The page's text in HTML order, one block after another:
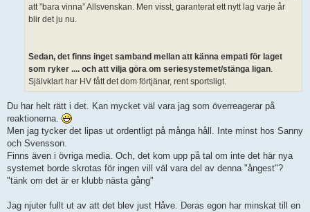
att ”bara vinna” Allsvenskan. Men visst, garanterat ett nytt lag varje år
blir det ju nu.
Sedan, det finns inget samband mellan att känna empati för laget
som ryker .... och att vilja göra om seriesystemet/stänga ligan.
Självklart har HV fått det dom förtjänar, rent sportsligt.
Du har helt rätt i det. Kan mycket väl vara jag som överreagerar på
reaktionerna.
Men jag tycker det lipas ut ordentligt på många håll. Inte minst hos Sanny
och Svensson.
Finns även i övriga media. Och, det kom upp på tal om inte det här nya
systemet borde skrotas för ingen vill väl vara del av denna "ångest"?
"tänk om det är er klubb nästa gång"
Jag njuter fullt ut av att det blev just Håve. Deras egon har minskat till en